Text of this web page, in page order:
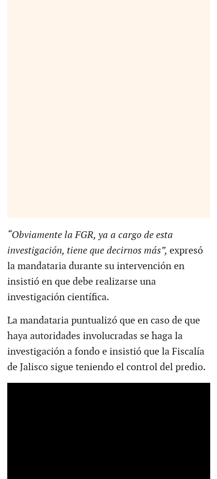
“Obviamente la FGR, ya a cargo de esta
investigación, tiene que decirnos más”, expresó
la mandataria durante su intervención en
insistió en que debe realizarse una
investigación científica.
La mandataria puntualizó que en caso de que
haya autoridades involucradas se haga la
investigación a fondo e insistió que la Fiscalía
de Jalisco sigue teniendo el control del predio.